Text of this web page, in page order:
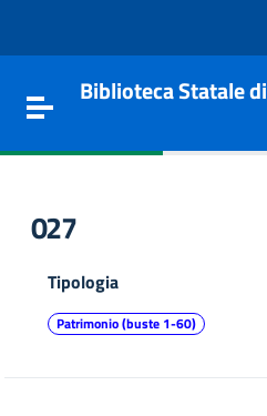
Toggle navigation
Biblioteca Statale
027
Tipologia
Patrimonio (buste 1-60)